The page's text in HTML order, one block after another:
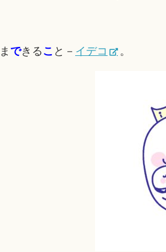
ま できる こ と－ イデコ 。